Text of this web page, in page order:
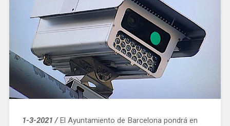
1-3-2021 /El Ayuntamiento de Barcelona pondrá en